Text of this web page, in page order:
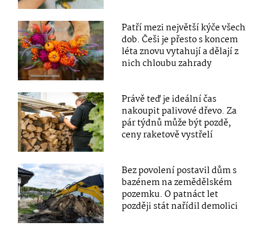
Patří mezi největší kýče všech
dob. Češi je přesto s koncem
léta znovu vytahují a dělají z
nich chloubu zahrady
Právě teď je ideální čas
nakoupit palivové dřevo. Za
pár týdnů může být pozdě,
ceny raketově vystřelí
Bez povolení postavil dům s
bazénem na zemědělském
pozemku. O patnáct let
později stát nařídil demolici